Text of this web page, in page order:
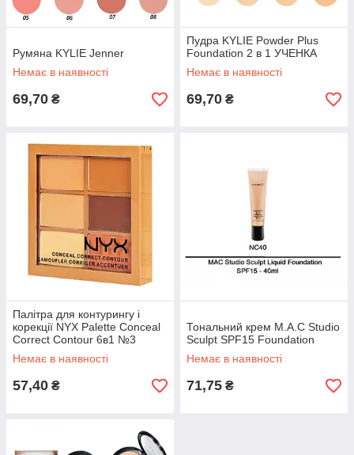
Румяна KYLIE Jenner
Немає в наявності
69,70 ₴
Пудра KYLIE Powder Plus
Foundation 2 в 1 УЧЕНКА
Немає в наявності
69,70 ₴
Палітра для контурингу і
корекції NYX Palette Conceal
Correct Contour 6в1 №3
Немає в наявності
57,40 ₴
Тональний крем M.A.C Studio
Sculpt SPF15 Foundation
Немає в наявності
71,75 ₴